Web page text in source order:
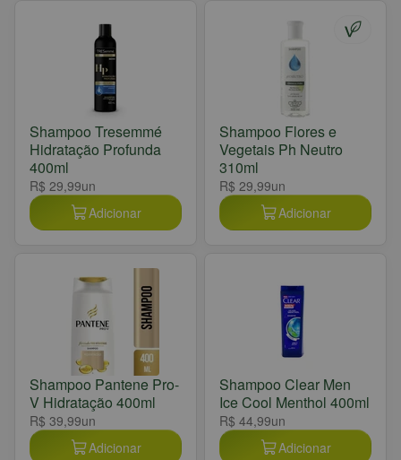
Shampoo Tresemmé
Hidratação Profunda
400ml
R$ 29,99un
Adicionar
Shampoo Flores e
Vegetais Ph Neutro
310ml
R$ 29,99un
Adicionar
Shampoo Pantene Pro-
V Hidratação 400ml
R$ 39,99un
Adicionar
Shampoo Clear Men
Ice Cool Menthol 400ml
R$ 44,99un
Adicionar